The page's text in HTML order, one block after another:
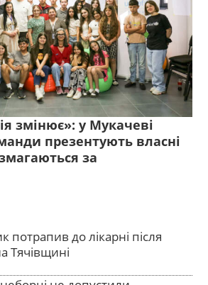
змінює»: у Мукачеві
презентують власні
за
потрапив до лікарні після
Тячівщині